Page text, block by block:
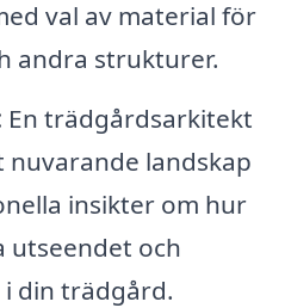
val av material för
andra strukturer.
En trädgårdsarkitekt
landskap
insikter om hur
utseendet och
din trädgård.